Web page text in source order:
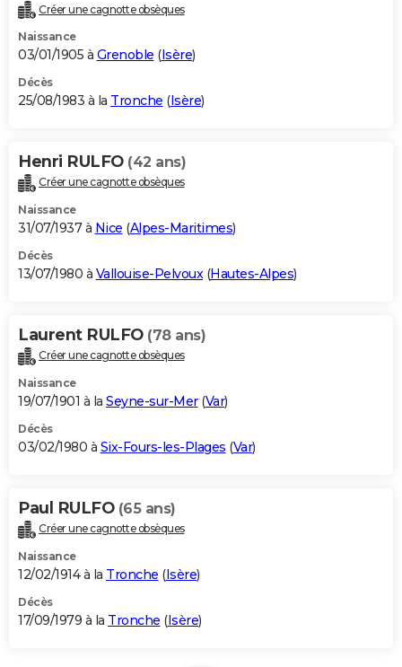
Créer une cagnotte obsèques
Naissance
03/01/1905 à Grenoble (Isère)
Décès
25/08/1983 à la Tronche (Isère)
Henri RULFO (42 ans)
Créer une cagnotte obsèques
Naissance
31/07/1937 à Nice (Alpes-Maritimes)
Décès
13/07/1980 à Vallouise-Pelvoux(Hautes-Alpes)
Laurent RULFO (78 ans)
Créer une cagnotte obsèques
Naissance
19/07/1901 à la Seyne-sur-Mer(Var)
Décès
03/02/1980 à Six-Fours-les-Plages (Var)
Paul RULFO (65 ans)
Créer une cagnotte obsèques
Naissance
12/02/1914 à la Tronche (Isère)
Décès
17/09/1979 à la Tronche (Isère)